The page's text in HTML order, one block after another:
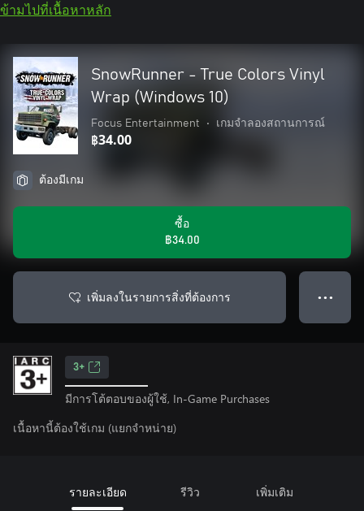
ข้ามไปที่เนื้อหาหลัก
SnowRunner - True Colors Vinyl
Wrap (Windows 10)
Focus Entertainment • เกมจำลองสถานการณ์
฿34.00
ต้องมีเกม
ซื้อ
฿34.00
เพิ่มลงในรายการสิ่งที่ต้องการ ● ● ●
3+
มีการโต้ตอบของผู้ใช้, In-Game Purchases
เนื้อหานี้ต้องใช้เกม (แยกจำหน่าย)
รายละเอียด รีวิว เพิ่มเติม